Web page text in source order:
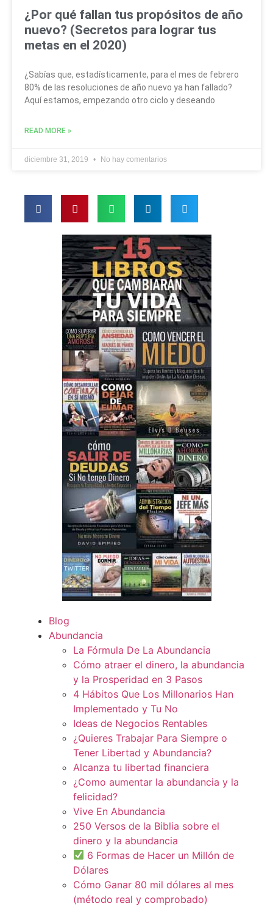
¿Por qué fallan tus propósitos de año
nuevo? (Secretos para lograr tus
metas en el 2020)
¿Sabías que, estadísticamente, para el mes de febrero
80% de las resoluciones de año nuevo ya han fallado?
Aquí estamos, empezando otro ciclo y deseando
READ MORE »
diciembre 31, 2019 No hay comentarios
Blog
Abundancia
La Fórmula De La Abundancia
Cómo atraer el dinero, la abundancia
y la Prosperidad en 3 Pasos
4 Hábitos Que Los Millonarios Han
Implementado y Tu No
Ideas de Negocios Rentables
¿Quieres Trabajar Para Siempre o
Tener Libertad y Abundancia?
Alcanza tu libertad financiera
¿Como aumentar la abundancia y la
felicidad?
Vive En Abundancia
250 Versos de la Biblia sobre el
dinero y la abundancia
6 Formas de Hacer un Millón de
Dólares
Cómo Ganar 80 mil dólares al mes
(método real y comprobado)